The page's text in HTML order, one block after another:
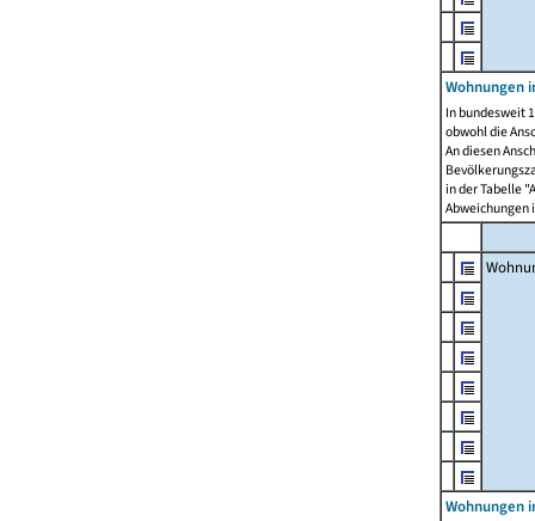
Wohnungen
In bundesweit
obwohl die
An diesen
in der Tabelle
Abweichungen
Wohnungen